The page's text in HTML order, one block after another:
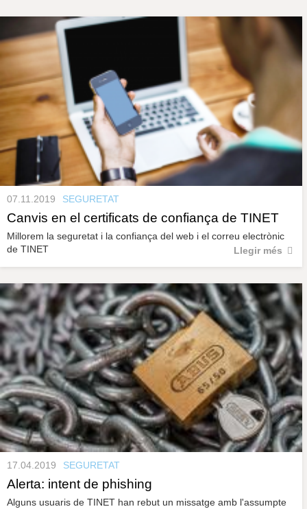
c
a
u
07.11.2019 SEGURETAT
Canvis en el certificats de confiança de TINET
Millorem la seguretat i la confiança del web i el correu electrònic
de TINET
Llegir més
17.04.2019 SEGURETAT
Alerta: intent de phishing
Alguns usuaris de TINET han rebut un missatge amb l'assumpte
P
à
g
e
s